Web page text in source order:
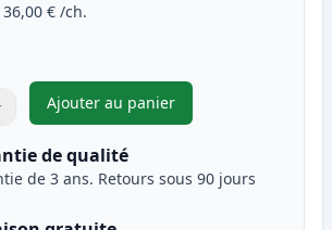
36,00 € /ch.
pour ajuster
Ajouter au panier
,Brother TN245C (TN241C)
de qualité
de 3 ans. Retours sous 90 jours